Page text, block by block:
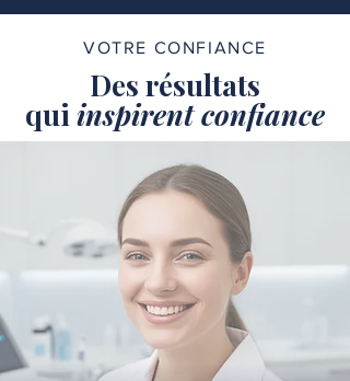
VOTRE CONFIANCE
Des résultats
quiinspirent confiance